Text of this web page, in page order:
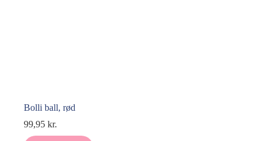
Bolli ball, rød
99,95 kr.